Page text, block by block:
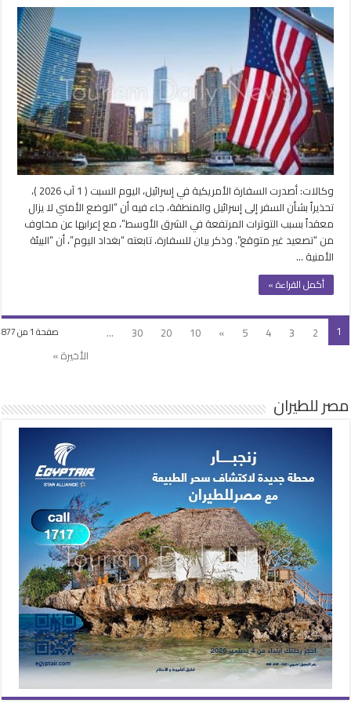
وكالات: أصدرت السفارة الأمريكية في إسرائيل، اليوم السبت ( 1 آب 2026 )،
تحذيراً بشأن السفر إلى إسرائيل والمنطقة، جاء فيه أن “الوضع الأمني لا يزال
معقداً بسبب التوترات المرتفعة في الشرق الأوسط”، مع إعرابها عن مخاوف
من “تصعيد غير متوقع”. وذكر بيان للسفارة، تابعته “بغداد اليوم”، أن “البيئة
الأمنية …
أكمل القراءة »
صفحة 1 من 877 1
2
3
4
5
»
10
20
30
...
الأخيرة »
مصر للطيران